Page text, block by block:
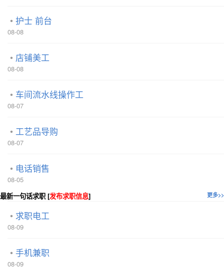
护士 前台
08-08
店铺美工
08-08
车间流水线操作工
08-07
工艺品导购
08-07
电话销售
08-05
更多>>
最新一句话求职 [发布求职信息]
求职电工
08-09
手机兼职
08-09